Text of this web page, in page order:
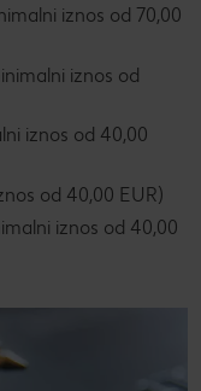
iznos od 70,00
iznos od
iznos od 40,00
od 40,00 EUR)
iznos od 40,00